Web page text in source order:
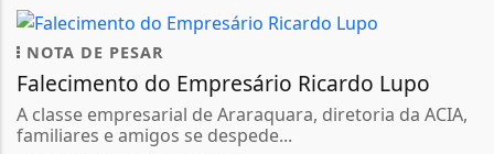
NOTA DE PESAR
Falecimento do Empresário Ricardo Lupo
A classe empresarial de Araraquara, diretoria da ACIA,
familiares e amigos se despede...